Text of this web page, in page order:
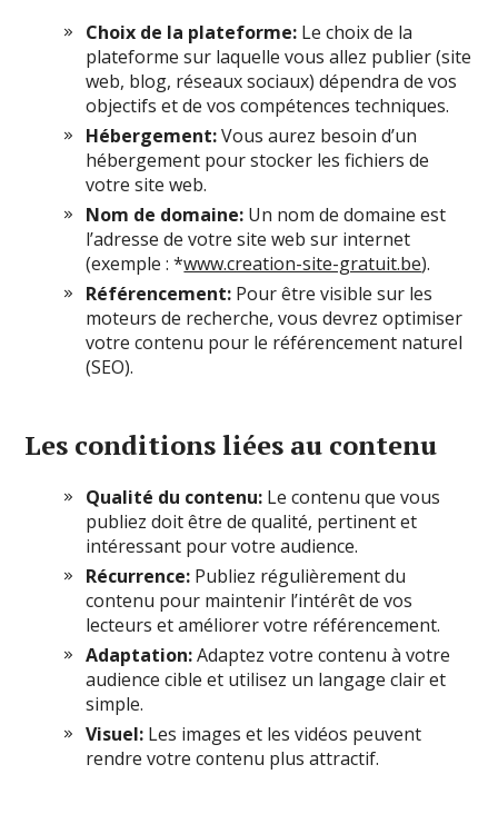
Choix de la plateforme: Le choix de la
plateforme sur laquelle vous allez publier (site
web, blog, réseaux sociaux) dépendra de vos
objectifs et de vos compétences techniques.
Hébergement:Vous aurez besoin d’un
hébergement pour stocker les fichiers de
votre site web.
Nom de domaine: Un nom de domaine est
l’adresse de votre site web sur internet
(exemple : *www.creation-site-gratuit.be).
Référencement: Pour être visible sur les
moteurs de recherche, vous devrez optimiser
votre contenu pour le référencement naturel
(SEO).
Les conditions liées au contenu
Qualité du contenu: Le contenu que vous
publiez doit être de qualité, pertinent et
intéressant pour votre audience.
Récurrence: Publiez régulièrement du
contenu pour maintenir l’intérêt de vos
lecteurs et améliorer votre référencement.
Adaptation:Adaptez votre contenu à votre
audience cible et utilisez un langage clair et
simple.
Visuel: Les images et les vidéos peuvent
rendre votre contenu plus attractif.